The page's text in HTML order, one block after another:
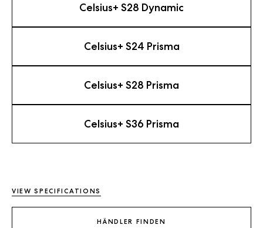
Celsius+ S28 Dynamic
Celsius+ S24 Prisma
Celsius+ S28 Prisma
Celsius+ S36 Prisma
VIEW SPECIFICATIONS
HÄNDLER FINDEN